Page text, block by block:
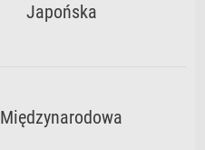
Japońska
Międzynarodowa